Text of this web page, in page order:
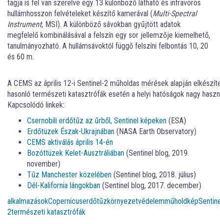
tagja is fel van szerelve egy 13 különböző látható és infravörös
hullámhosszon felvételeket készítő kamerával (Multi-Spectral
Instrument, MSI). A különböző sávokban gyűjtött adatok
megfelelő kombinálásával a felszín egy sor jellemzője kiemelhető,
tanulmányozható. A hullámsávoktól függő felszíni felbontás 10, 20
és 60 m.
A CEMS az április 12-i Sentinel-2 műholdas mérések alapján
hasonló természeti katasztrófák esetén a helyi hatóságok nagy
Kapcsolódó linkek:
Csernobili erdőtűz az űrből, Sentinel képeken (ESA)
Erdőtüzek Észak-Ukrajnában (NASA Earth Observatory)
CEMS aktiválás április 14-én
Bozóttüzek Kelet-Ausztráliában (Sentinel blog, 2019.
november)
Tűz Manchester közelében (Sentinel blog, 2018. július)
Dél-Kalifornia lángokban (Sentinel blog, 2017. december)
alkalmazásokCopernicuserdőtűzkörnyezetvédelemműholdkép
2természeti katasztrófák